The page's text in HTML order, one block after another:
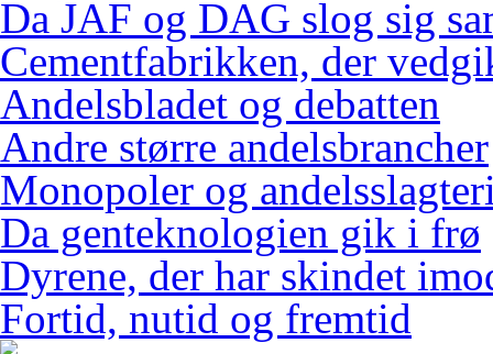
Da JAF og DAG slog sig
Cementfabrikken, der
Andelsbladet og debatten
Andre større andelsbrancher
Monopoler og
Da genteknologien gik i frø
Dyrene, der har skindet
Fortid, nutid og fremtid